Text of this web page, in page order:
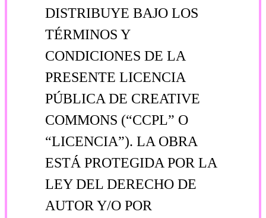
DISTRIBUYE BAJO LOS
TÉRMINOS Y
CONDICIONES DE LA
PRESENTE LICENCIA
PÚBLICA DE CREATIVE
COMMONS (“CCPL” O
“LICENCIA”). LA OBRA
ESTÁ PROTEGIDA POR LA
LEY DEL DERECHO DE
AUTOR Y/O POR